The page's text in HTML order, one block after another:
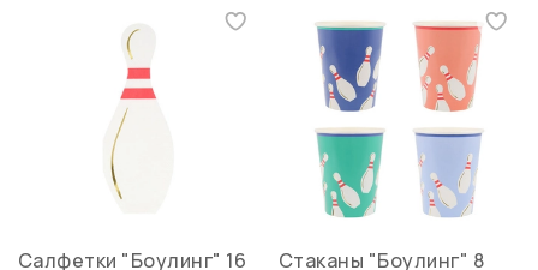
Салфетки "Боулинг" 16
Стаканы "Боулинг" 8